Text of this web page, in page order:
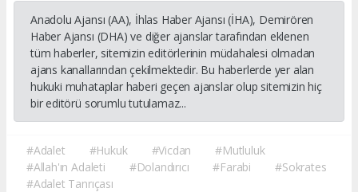
Anadolu Ajansı (AA), İhlas Haber Ajansı (İHA), Demirören
Haber Ajansı (DHA) ve diğer ajanslar tarafından eklenen
tüm haberler, sitemizin editörlerinin müdahalesi olmadan
ajans kanallarından çekilmektedir. Bu haberlerde yer alan
hukuki muhataplar haberi geçen ajanslar olup sitemizin hiç
bir editörü sorumlu tutulamaz...
#Adalet #Hukuk #Vicdan
#Mutluluk
#Allah'ın Adaleti
#Dolandırıcı #Farabi
#Sokrates
#Adalet Tanrıçası